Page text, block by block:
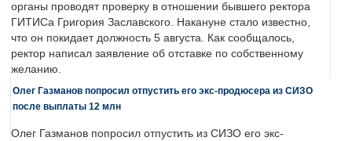
органы проводят проверку в отношении бывшего ректора
ГИТИСа Григория Заславского. Накануне стало известно,
что он покидает должность 5 августа. Как сообщалось,
ректор написал заявление об отставке по собственному
желанию.
Олег Газманов попросил отпустить его экс-продюсера из СИЗО
после выплаты 12 млн
Олег Газманов попросил отпустить из СИЗО его экс-